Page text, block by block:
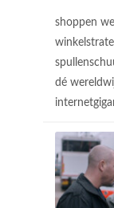
shoppen
dé